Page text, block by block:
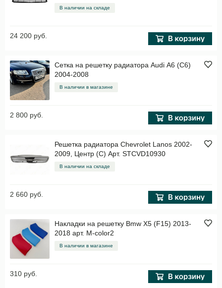
В наличии на складе
24 200 руб.
Сетка на решетку радиатора Audi A6 (C6)
2004-2008
В наличии в магазине
2 800 руб.
Решетка радиатора Chevrolet Lanos 2002-
2009, Центр (C) Арт. STCVD10930
В наличии на складе
2 660 руб.
Накладки на решетку Bmw X5 (F15) 2013-
2018 арт. M-color2
В наличии в магазине
310 руб.